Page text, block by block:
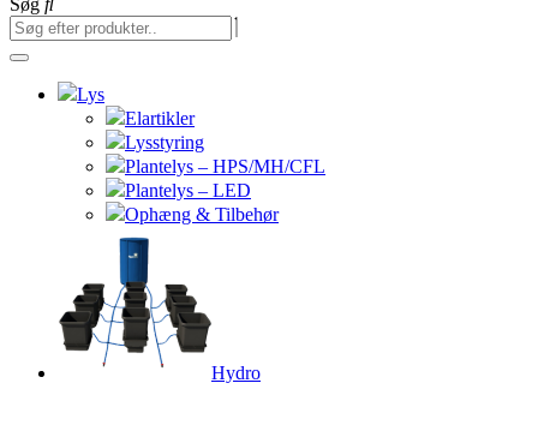
Søg
Lys
Elartikler
Lysstyring
Plantelys – HPS/MH/CFL
Plantelys – LED
Ophæng & Tilbehør
Hydro